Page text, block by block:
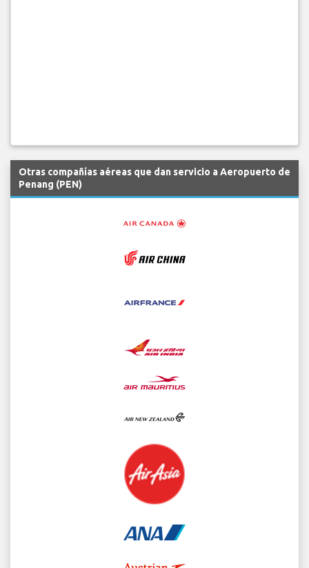
Otras compañías aéreas que dan servicio a Aeropuerto de
Penang (PEN)